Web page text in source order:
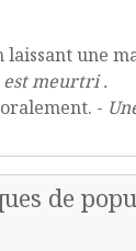
laissant une
est meurtri .
-
de